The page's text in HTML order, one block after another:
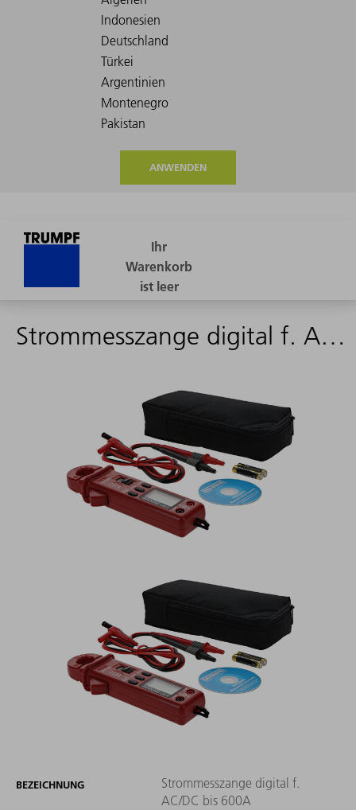
ANWENDEN
Strommesszange digital f. AC/DC bis 600A
BEZEICHNUNG
Strommesszange digital f.
AC/DC bis 600A